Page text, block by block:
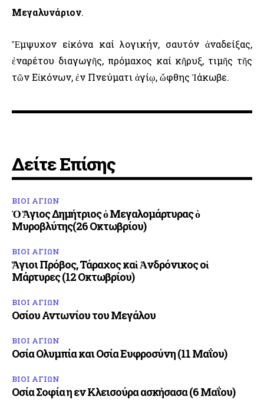
Μεγαλυνάριον.
Ἔμψυχον εἰκόνα καί λογικήν, σαυτόν ἀναδείξας,
ἐναρέτου διαγωγῆς, πρόμαχος καί κῆρυξ, τιμῆς τῆς
τῶν Εἰκόνων, ἐν Πνεύματι ἁγίῳ, ὤφθης Ἰάκωβε.
Δείτε Επίσης
ΒΙΟΙ ΑΓΙΩΝ
Ὁ Ἅγιος Δημήτριος ὁ Μεγαλομάρτυρας ὁ
Μυροβλύτης(26 Οκτωβρίου)
ΒΙΟΙ ΑΓΙΩΝ
Ἅγιοι Πρόβος, Τάραχος καὶ Ἀνδρόνικος οἱ
Μάρτυρες (12 Οκτωβρίου)
ΒΙΟΙ ΑΓΙΩΝ
Οσίου Αντωνίου του Μεγάλου
ΒΙΟΙ ΑΓΙΩΝ
Οσία Ολυμπία και Οσία Ευφροσύνη (11 Μαΐου)
ΒΙΟΙ ΑΓΙΩΝ
Οσία Σοφία η εν Κλεισούρα ασκήσασα (6 Μαΐου)